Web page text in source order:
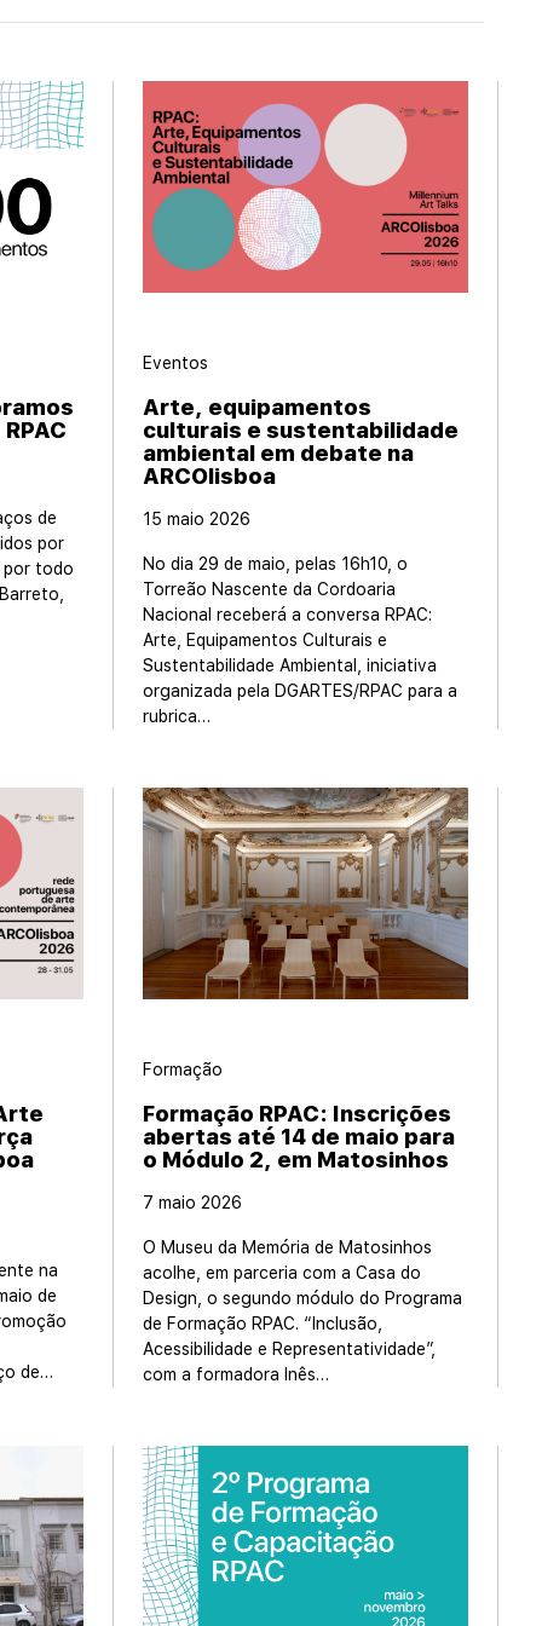
de
por
por todo
Eventos
Arte, equipamentos
culturais e sustentabilidade
ambiental em debate na
ARCOlisboa
15 maio 2026
No dia 29 de maio, pelas 16h10, o
Torreão Nascente da Cordoaria
Nacional receberá a conversa RPAC:
Arte, Equipamentos Culturais e
Sustentabilidade Ambiental, iniciativa
organizada pela DGARTES/RPAC para a
rubrica…
na
de
de…
Formação
Formação RPAC: Inscrições
abertas até 14 de maio para
o Módulo 2, em Matosinhos
7 maio 2026
O Museu da Memória de Matosinhos
acolhe, em parceria com a Casa do
Design, o segundo módulo do Programa
de Formação RPAC. “Inclusão,
Acessibilidade e Representatividade”,
com a formadora Inês…